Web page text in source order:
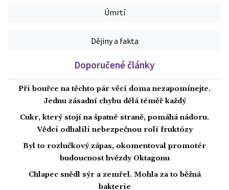
Úmrtí
Dějiny a fakta
Doporučené články
Při bouřce na těchto pár věcí doma nezapomínejte.
Jednu zásadní chybu dělá téměř každý
Cukr, který stojí na špatné straně, pomáhá nádoru.
Vědci odhalili nebezpečnou roli fruktózy
Byl to rozlučkový zápas, okomentoval promotér
budoucnost hvězdy Oktagonu
Chlapec snědl sýr a zemřel. Mohla za to běžná
bakterie